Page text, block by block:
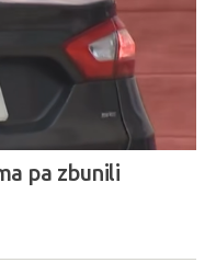
pa zbunili